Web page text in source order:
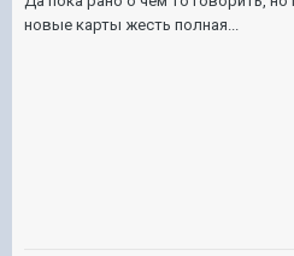
новые карты жесть полная...